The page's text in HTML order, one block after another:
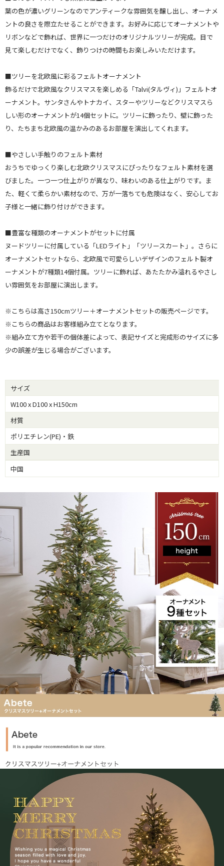
葉の色が濃いグリーンなのでアンティークな雰囲気を醸し出し、オーナメ
ントの良さを際立たせることができます。お好みに応じてオーナメントや
リボンなどで飾れば、世界に一つだけのオリジナルツリーが完成。目で
見て楽しむだけでなく、飾りつけの時間もお楽しみいただけます。
■ツリーを北欧風に彩るフェルトオーナメント
飾るだけで北欧風なクリスマスを楽しめる「Talvi(タルヴィ)」フェルトオ
ーナメント。サンタさんやトナカイ、スターやツリーなどクリスマスら
しい形のオーナメントが14個セットに。ツリーに飾ったり、壁に飾った
り、たちまち北欧風の温かみのあるお部屋を演出してくれます。
■やさしい手触りのフェルト素材
おうちでゆっくり楽しむ北欧クリスマスにぴったりなフェルト素材を選
びました。一つ一つ仕上がりが異なり、味わいのある仕上がりです。ま
た、軽くて柔らかい素材なので、万が一落ちても危険はなく、安心してお
子様と一緒に飾り付けができます。
■豊富な種類のオーナメントがセットに付属
ヌードツリーに付属している「LEDライト」「ツリースカート」。さらに
オーナメントセットなら、北欧風で可愛らしいデザインのフェルト製オ
ーナメントが7種類14個付属。ツリーに飾れば、あたたかみ溢れるやさし
い雰囲気をお部屋に演出します。
※こちらは高さ150cmツリー＋オーナメントセットの販売ページです。
※こちらの商品はお客様組み立てとなります。
※組み立て方や若干の個体差によって、表記サイズと完成形のサイズに多
少の誤差が生じる場合がございます。
サイズ
W100 x D100 x H150cm
材質
ポリエチレン(PE)・鉄
生産国
中国